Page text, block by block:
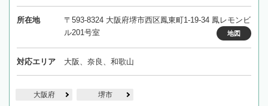
所在地
〒593-8324 大阪府堺市西区鳳東町1-19-34 鳳レモンビ
ル201号室
地図
対応エリア 大阪、奈良、和歌山
大阪府 堺市